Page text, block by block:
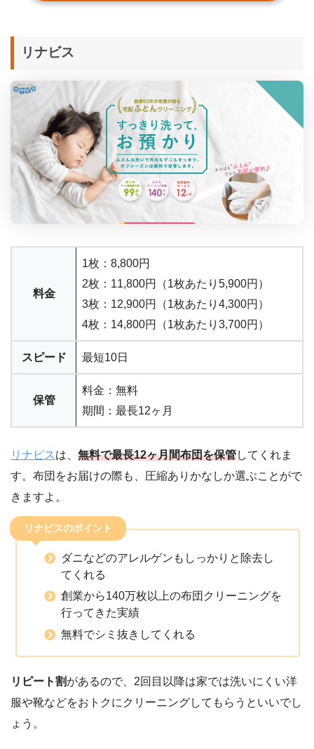
リナビス
料金
1枚：8,800円
2枚：11,800円（1枚あたり5,900円）
3枚：12,900円（1枚あたり4,300円）
4枚：14,800円（1枚あたり3,700円）
スピード 最短10日
保管
料金：無料
期間：最長12ヶ月
リナビス は、 無料で最長12ヶ月間布団を保管してくれま
す。布団をお届けの際も、圧縮ありかなしか選ぶことがで
きますよ。
リナビスのポイント
ダニなどのアレルゲンもしっかりと除去し
てくれる
創業から140万枚以上の布団クリーニングを
行ってきた実績
無料でシミ抜きしてくれる
リピート割があるので、2回目以降は家では洗いにくい洋
服や靴などをおトクにクリーニングしてもらうといいでし
ょう。